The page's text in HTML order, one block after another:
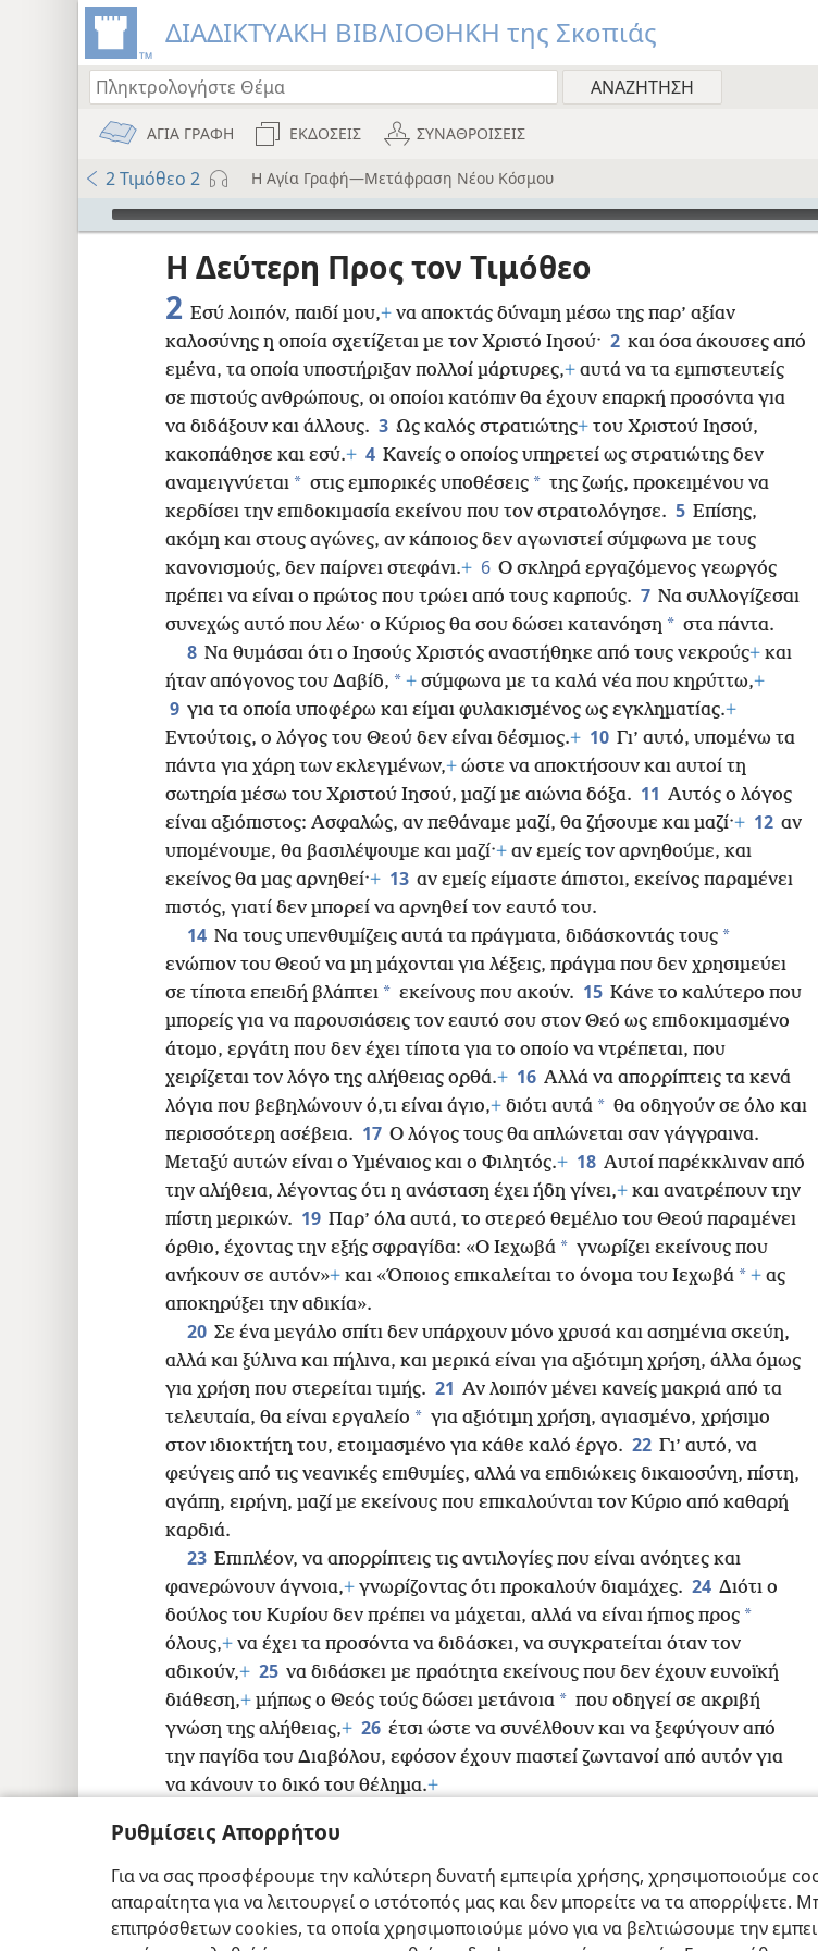
Ρυθμίσεις Απορρήτου
Για να σας προσφέρουμε την καλύτερη δυνατή εμπειρία χρήσης, χρησιμοποιούμε
απαραίτητα για να λειτουργεί ο ιστότοπός μας και δεν μπορείτε να τα απορρίψετε.
επιπρόσθετων cookies, τα οποία χρησιμοποιούμε μόνο για να βελτιώσουμε την
ΔΙΑΔΙΚΤΥΑΚΗ ΒΙΒΛΙΟΘΗΚΗ της Σκοπιάς
ΑΓΙΑ ΓΡΑΦΗ ΕΚΔΟΣΕΙΣ ΣΥΝΑΘΡΟΙΣΕΙΣ
2 Τιμόθεο 2 Η Αγία Γραφή—Μετάφραση Νέου Κόσμου
Audio Player
Η Δεύτερη Προς τον Τιμόθεο
2 Εσύ λοιπόν, παιδί μου,+ να αποκτάς δύναμη μέσω της παρ’ αξίαν
καλοσύνης η οποία σχετίζεται με τον Χριστό Ιησού· 2 και όσα άκουσες από
εμένα, τα οποία υποστήριξαν πολλοί μάρτυρες,+ αυτά να τα εμπιστευτείς
σε πιστούς ανθρώπους, οι οποίοι κατόπιν θα έχουν επαρκή προσόντα για
να διδάξουν και άλλους. 3 Ως καλός στρατιώτης+ του Χριστού Ιησού,
κακοπάθησε και εσύ.+ 4 Κανείς ο οποίος υπηρετεί ως στρατιώτης δεν
αναμειγνύεται * στις εμπορικές υποθέσεις * της ζωής, προκειμένου να
κερδίσει την επιδοκιμασία εκείνου που τον στρατολόγησε. 5 Επίσης,
ακόμη και στους αγώνες, αν κάποιος δεν αγωνιστεί σύμφωνα με τους
κανονισμούς, δεν παίρνει στεφάνι.+ 6 Ο σκληρά εργαζόμενος γεωργός
πρέπει να είναι ο πρώτος που τρώει από τους καρπούς. 7 Να συλλογίζεσαι
συνεχώς αυτό που λέω· ο Κύριος θα σου δώσει κατανόηση * στα πάντα.
8 Να θυμάσαι ότι ο Ιησούς Χριστός αναστήθηκε από τους νεκρούς+ και
ήταν απόγονος του Δαβίδ, * + σύμφωνα με τα καλά νέα που κηρύττω,+
9 για τα οποία υποφέρω και είμαι φυλακισμένος ως εγκληματίας.+
Εντούτοις, ο λόγος του Θεού δεν είναι δέσμιος.+ 10 Γι’ αυτό, υπομένω τα
πάντα για χάρη των εκλεγμένων,+ ώστε να αποκτήσουν και αυτοί τη
σωτηρία μέσω του Χριστού Ιησού, μαζί με αιώνια δόξα. 11 Αυτός ο λόγος
είναι αξιόπιστος: Ασφαλώς, αν πεθάναμε μαζί, θα ζήσουμε και μαζί·+ 12 αν
υπομένουμε, θα βασιλέψουμε και μαζί·+ αν εμείς τον αρνηθούμε, και
εκείνος θα μας αρνηθεί·+ 13 αν εμείς είμαστε άπιστοι, εκείνος παραμένει
πιστός, γιατί δεν μπορεί να αρνηθεί τον εαυτό του.
14 Να τους υπενθυμίζεις αυτά τα πράγματα, διδάσκοντάς τους *
ενώπιον του Θεού να μη μάχονται για λέξεις, πράγμα που δεν χρησιμεύει
σε τίποτα επειδή βλάπτει * εκείνους που ακούν. 15 Κάνε το καλύτερο που
μπορείς για να παρουσιάσεις τον εαυτό σου στον Θεό ως επιδοκιμασμένο
άτομο, εργάτη που δεν έχει τίποτα για το οποίο να ντρέπεται, που
χειρίζεται τον λόγο της αλήθειας ορθά.+ 16 Αλλά να απορρίπτεις τα κενά
λόγια που βεβηλώνουν ό,τι είναι άγιο,+ διότι αυτά * θα οδηγούν σε όλο και
περισσότερη ασέβεια. 17 Ο λόγος τους θα απλώνεται σαν γάγγραινα.
Μεταξύ αυτών είναι ο Υμέναιος και ο Φιλητός.+ 18 Αυτοί παρέκκλιναν από
την αλήθεια, λέγοντας ότι η ανάσταση έχει ήδη γίνει,+ και ανατρέπουν την
πίστη μερικών. 19 Παρ’ όλα αυτά, το στερεό θεμέλιο του Θεού παραμένει
όρθιο, έχοντας την εξής σφραγίδα: «Ο Ιεχωβά * γνωρίζει εκείνους που
ανήκουν σε αυτόν»+ και «Όποιος επικαλείται το όνομα του Ιεχωβά * + ας
αποκηρύξει την αδικία».
20 Σε ένα μεγάλο σπίτι δεν υπάρχουν μόνο χρυσά και ασημένια σκεύη,
αλλά και ξύλινα και πήλινα, και μερικά είναι για αξιότιμη χρήση, άλλα όμως
για χρήση που στερείται τιμής. 21 Αν λοιπόν μένει κανείς μακριά από τα
τελευταία, θα είναι εργαλείο * για αξιότιμη χρήση, αγιασμένο, χρήσιμο
στον ιδιοκτήτη του, ετοιμασμένο για κάθε καλό έργο. 22 Γι’ αυτό, να
φεύγεις από τις νεανικές επιθυμίες, αλλά να επιδιώκεις δικαιοσύνη, πίστη,
αγάπη, ειρήνη, μαζί με εκείνους που επικαλούνται τον Κύριο από καθαρή
καρδιά.
23 Επιπλέον, να απορρίπτεις τις αντιλογίες που είναι ανόητες και
φανερώνουν άγνοια,+ γνωρίζοντας ότι προκαλούν διαμάχες. 24 Διότι ο
δούλος του Κυρίου δεν πρέπει να μάχεται, αλλά να είναι ήπιος προς *
όλους,+ να έχει τα προσόντα να διδάσκει, να συγκρατείται όταν τον
αδικούν,+ 25 να διδάσκει με πραότητα εκείνους που δεν έχουν ευνοϊκή
διάθεση,+ μήπως ο Θεός τούς δώσει μετάνοια * που οδηγεί σε ακριβή
γνώση της αλήθειας,+ 26 έτσι ώστε να συνέλθουν και να ξεφύγουν από
την παγίδα του Διαβόλου, εφόσον έχουν πιαστεί ζωντανοί από αυτόν για
να κάνουν το δικό του θέλημα.+
Copyright© 2026 Watch Tower Bible and Tract Society of Pennsylvania Όροι Χρήσης